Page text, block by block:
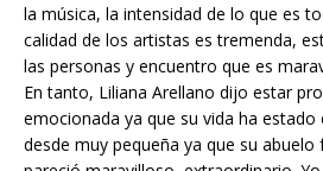
la música, la intensidad de lo que es
calidad de los artistas es tremenda,
las personas y encuentro que es
En tanto, Liliana Arellano dijo estar
emocionada ya que su vida ha estado
desde muy pequeña ya que su abuelo